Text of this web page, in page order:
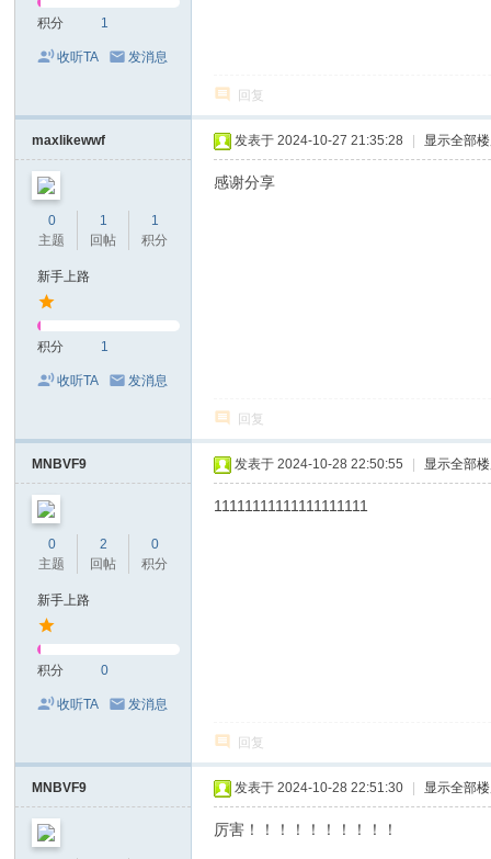
积分 1
收听TA 发消息
回复
maxlikewwf
0
主题
1
回帖
1
积分
新手上路
积分 1
收听TA 发消息
发表于 2024-10-27 21:35:28 显示全部
感谢分享
回复
MNBVF9
0
主题
2
回帖
0
积分
新手上路
积分 0
收听TA 发消息
发表于 2024-10-28 22:50:55 显示全部
11111111111111111111
回复
MNBVF9 发表于 2024-10-28 22:51:30 显示全部
厉害！！！！！！！！！！